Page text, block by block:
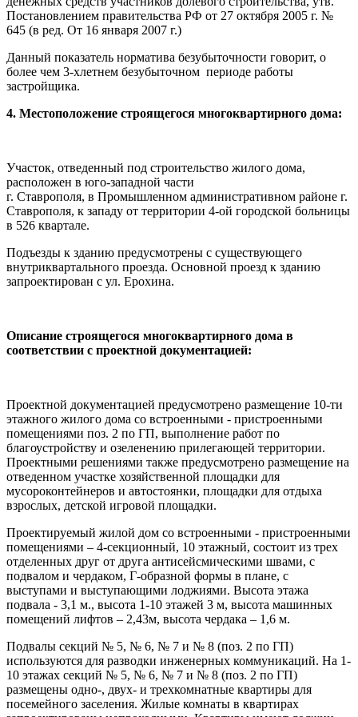
Постановлением правительства РФ от 27 октября 2005 г. №
645 (в ред. От 16 января 2007 г.)
Данный показатель норматива безубыточности говорит, о
более чем 3-хлетнем безубыточном периоде работы
застройщика.
4. Местоположение строящегося многоквартирного дома:
Участок, отведенный под строительство жилого дома,
расположен в юго-западной части
г. Ставрополя, в Промышленном административном районе г.
Ставрополя, к западу от территории 4-ой городской больницы
в 526 квартале.
Подъезды к зданию предусмотрены с существующего
внутриквартального проезда. Основной проезд к зданию
запроектирован с ул. Ерохина.
Описание строящегося многоквартирного дома в
соответствии с проектной документацией:
Проектной документацией предусмотрено размещение 10-ти
этажного жилого дома со встроенными - пристроенными
помещениями поз. 2 по ГП, выполнение работ по
благоустройству и озеленению прилегающей территории.
Проектными решениями также предусмотрено размещение на
отведенном участке хозяйственной площадки для
мусороконтейнеров и автостоянки, площадки для отдыха
взрослых, детской игровой площадки.
Проектируемый жилой дом со встроенными - пристроенными
помещениями – 4-секционный, 10 этажный, состоит из трех
отделенных друг от друга антисейсмическими швами, с
подвалом и чердаком, Г-образной формы в плане, с
выступами и выступающими лоджиями. Высота этажа
подвала - 3,1 м., высота 1-10 этажей 3 м, высота машинных
помещений лифтов – 2,43м, высота чердака – 1,6 м.
Подвалы секций № 5, № 6, № 7 и № 8 (поз. 2 по ГП)
используются для разводки инженерных коммуникаций. На 1-
10 этажах секций № 5, № 6, № 7 и № 8 (поз. 2 по ГП)
размещены одно-, двух- и трехкомнатные квартиры для
посемейного заселения. Жилые комнаты в квартирах